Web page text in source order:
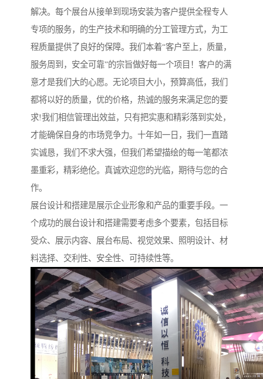
解决。每个展台从接单到现场安装为客户提供全程专人
专项的服务，的生产技术和明确的分工管理方式，为工
程质量提供了良好的保障。我们本着“客户至上，质量，
服务周到，安全可靠”的宗旨做好每一个项目！客户的满
意才是我们大的心愿。无论项目大小，预算高低，我们
都将以好的质量，优的价格，热诚的服务来满足您的要
求!我们相信管理出效益，只有把实惠和精彩落到实处，
才能确保自身的市场竞争力。十年如一日，我们一直踏
实诚恳，我们不求大强，但我们希望描绘的每一笔都浓
墨重彩，精彩绝伦。真诚欢迎您的光临，期待与您的合
作。
展台设计和搭建是展示企业形象和产品的重要手段。一
个成功的展台设计和搭建需要考虑多个要素，包括目标
受众、展示内容、展台布局、视觉效果、照明设计、材
料选择、交利性、安全性、可持续性等。